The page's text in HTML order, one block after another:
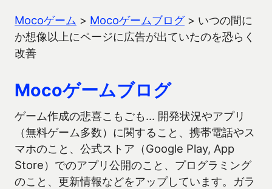
Mocoゲーム > Mocoゲームブログ> いつの間に
か想像以上にページに広告が出ていたのを恐らく
改善
Mocoゲームブログ
ゲーム作成の悲喜こもごも… 開発状況やアプリ
（無料ゲーム多数）に関すること、携帯電話やス
マホのこと、公式ストア（Google Play, App
Store）でのアプリ公開のこと、プログラミング
のこと、更新情報などをアップしています。ガラ